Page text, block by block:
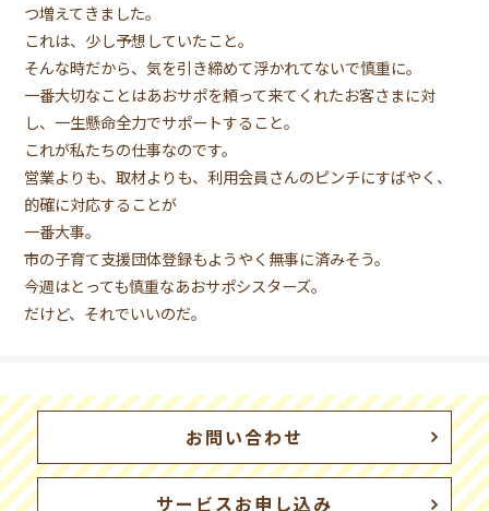
つ増えてきました。
これは、少し予想していたこと。
そんな時だから、気を引き締めて浮かれてないで慎重に。
一番大切なことはあおサポを頼って来てくれたお客さまに対
し、一生懸命全力でサポートすること。
これが私たちの仕事なのです。
営業よりも、取材よりも、利用会員さんのピンチにすばやく、
的確に対応することが
一番大事。
市の子育て支援団体登録もようやく無事に済みそう。
今週はとっても慎重なあおサポシスターズ。
だけど、それでいいのだ。
お問い合わせ
サービスお申し込み